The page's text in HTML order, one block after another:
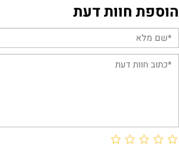
הוספת חוות דעת